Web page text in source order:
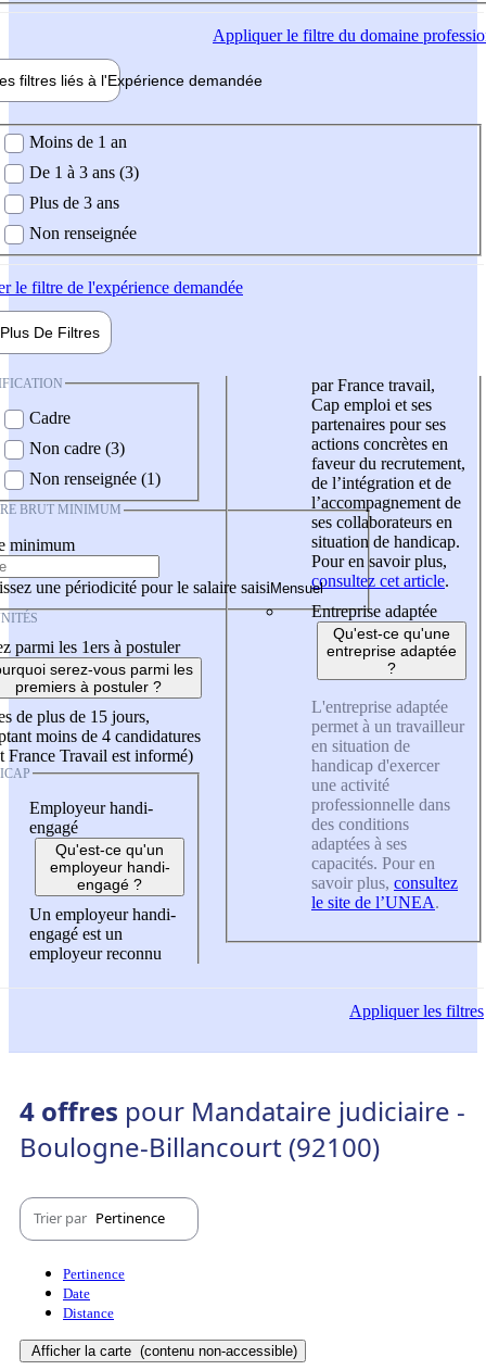
Appliquerle filtre du domaine
filtres liés à l'Expérience demandée
demandée
Moins de 1 an
De 1 à 3 ans (3)
Plus de 3 ans
Non renseignée
le filtre de l'expérience demandée
Plus De Filtres
Cadre
Non cadre (3)
Non renseignée (1)
BRUT MINIMUM
minimum
une périodicité pour le salaire saisi
parmi les 1ers à postuler
serez-vous parmi les
premiers à postuler ?
de plus de 15 jours,
moins de 4 candidatures
France Travail est informé)
Employeur handi-
engagé
Qu'est-ce qu'un
employeur handi-
engagé ?
Un employeur handi-
engagé est un
employeur reconnu
par France travail,
Cap emploi et ses
partenaires pour ses
actions concrètes en
faveur du recrutement,
de l’intégration et de
l’accompagnement de
ses collaborateurs en
situation de handicap.
Pour en savoir plus,
consultez cet article.
Entreprise adaptée
Qu'est-ce qu'une
entreprise adaptée
?
L'entreprise adaptée
permet à un travailleur
en situation de
handicap d'exercer
une activité
professionnelle dans
des conditions
adaptées à ses
capacités. Pour en
savoir plus, consultez
le site de l’UNEA.
Appliquerles filtres
4 offres pour Mandataire judiciaire -
Boulogne-Billancourt (92100)
Trier par Pertinence
Pertinence
Date
Distance
Afficher la carte (contenu non-accessible)